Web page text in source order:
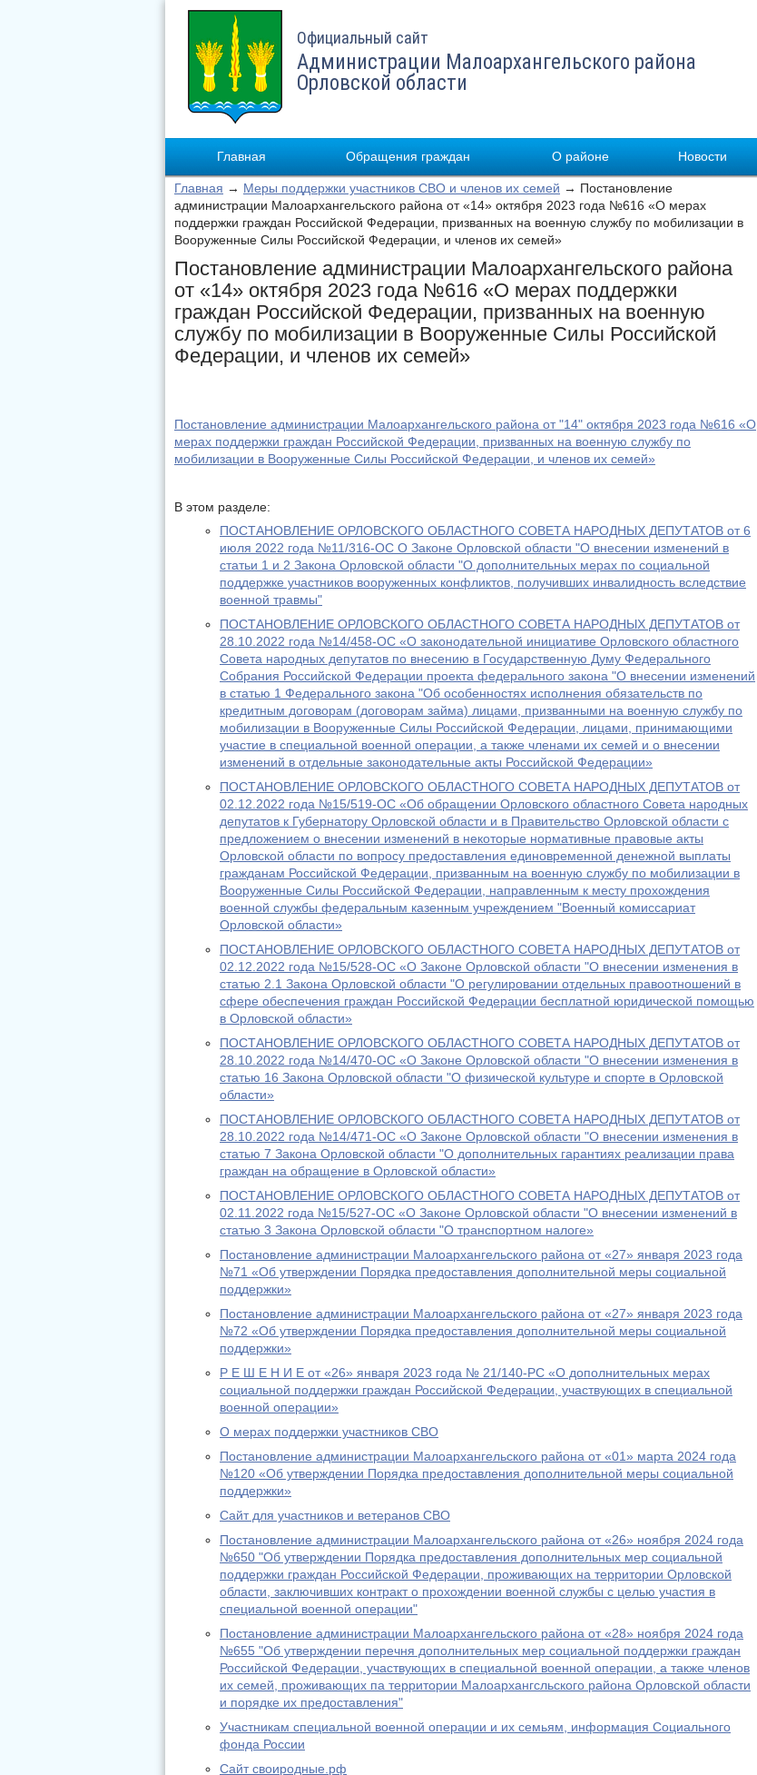
Официальный сайт
Администрации Малоархангельского района
Орловской области
Главная Обращения граждан О районе Новости
Главная → Меры поддержки участников СВО и членов их семей → Постановление
администрации Малоархангельского района от «14» октября 2023 года №616 «О мерах
поддержки граждан Российской Федерации, призванных на военную службу по мобилизации в
Вооруженные Силы Российской Федерации, и членов их семей»
Постановление администрации Малоархангельского района
от «14» октября 2023 года №616 «О мерах поддержки
граждан Российской Федерации, призванных на военную
службу по мобилизации в Вооруженные Силы Российской
Федерации, и членов их семей»
Постановление администрации Малоархангельского района от "14" октября 2023 года №616 «О
мерах поддержки граждан Российской Федерации, призванных на военную службу по
мобилизации в Вооруженные Силы Российской Федерации, и членов их семей»
В этом разделе:
ПОСТАНОВЛЕНИЕ ОРЛОВСКОГО ОБЛАСТНОГО СОВЕТА НАРОДНЫХ ДЕПУТАТОВ от 6
июля 2022 года №11/316-ОС О Законе Орловской области "О внесении изменений в
статьи 1 и 2 Закона Орловской области "О дополнительных мерах по социальной
поддержке участников вооруженных конфликтов, получивших инвалидность вследствие
военной травмы"
ПОСТАНОВЛЕНИЕ ОРЛОВСКОГО ОБЛАСТНОГО СОВЕТА НАРОДНЫХ ДЕПУТАТОВ от
28.10.2022 года №14/458-ОС «О законодательной инициативе Орловского областного
Совета народных депутатов по внесению в Государственную Думу Федерального
Собрания Российской Федерации проекта федерального закона "О внесении изменений
в статью 1 Федерального закона "Об особенностях исполнения обязательств по
кредитным договорам (договорам займа) лицами, призванными на военную службу по
мобилизации в Вооруженные Силы Российской Федерации, лицами, принимающими
участие в специальной военной операции, а также членами их семей и о внесении
изменений в отдельные законодательные акты Российской Федерации»
ПОСТАНОВЛЕНИЕ ОРЛОВСКОГО ОБЛАСТНОГО СОВЕТА НАРОДНЫХ ДЕПУТАТОВ от
02.12.2022 года №15/519-ОС «Об обращении Орловского областного Совета народных
депутатов к Губернатору Орловской области и в Правительство Орловской области с
предложением о внесении изменений в некоторые нормативные правовые акты
Орловской области по вопросу предоставления единовременной денежной выплаты
гражданам Российской Федерации, призванным на военную службу по мобилизации в
Вооруженные Силы Российской Федерации, направленным к месту прохождения
военной службы федеральным казенным учреждением "Военный комиссариат
Орловской области»
ПОСТАНОВЛЕНИЕ ОРЛОВСКОГО ОБЛАСТНОГО СОВЕТА НАРОДНЫХ ДЕПУТАТОВ от
02.12.2022 года №15/528-ОС «О Законе Орловской области "О внесении изменения в
статью 2.1 Закона Орловской области "О регулировании отдельных правоотношений в
сфере обеспечения граждан Российской Федерации бесплатной юридической помощью
в Орловской области»
ПОСТАНОВЛЕНИЕ ОРЛОВСКОГО ОБЛАСТНОГО СОВЕТА НАРОДНЫХ ДЕПУТАТОВ от
28.10.2022 года №14/470-ОС «О Законе Орловской области "О внесении изменения в
статью 16 Закона Орловской области "О физической культуре и спорте в Орловской
области»
ПОСТАНОВЛЕНИЕ ОРЛОВСКОГО ОБЛАСТНОГО СОВЕТА НАРОДНЫХ ДЕПУТАТОВ от
28.10.2022 года №14/471-ОС «О Законе Орловской области "О внесении изменения в
статью 7 Закона Орловской области "О дополнительных гарантиях реализации права
граждан на обращение в Орловской области»
ПОСТАНОВЛЕНИЕ ОРЛОВСКОГО ОБЛАСТНОГО СОВЕТА НАРОДНЫХ ДЕПУТАТОВ от
02.11.2022 года №15/527-ОС «О Законе Орловской области "О внесении изменений в
статью 3 Закона Орловской области "О транспортном налоге»
Постановление администрации Малоархангельского района от «27» января 2023 года
№71 «Об утверждении Порядка предоставления дополнительной меры социальной
поддержки»
Постановление администрации Малоархангельского района от «27» января 2023 года
№72 «Об утверждении Порядка предоставления дополнительной меры социальной
поддержки»
Р Е Ш Е Н И Е от «26» января 2023 года № 21/140-РС «О дополнительных мерах
социальной поддержки граждан Российской Федерации, участвующих в специальной
военной операции»
О мерах поддержки участников СВО
Постановление администрации Малоархангельского района от «01» марта 2024 года
№120 «Об утверждении Порядка предоставления дополнительной меры социальной
поддержки»
Сайт для участников и ветеранов СВО
Постановление администрации Малоархангельского района от «26» ноября 2024 года
№650 "Об утверждении Порядка предоставления дополнительных мер социальной
поддержки граждан Российской Федерации, проживающих на территории Орловской
области, заключивших контракт о прохождении военной службы с целью участия в
специальной военной операции"
Постановление администрации Малоархангельского района от «28» ноября 2024 года
№655 "Об утверждении перечня дополнительных мер социальной поддержки граждан
Российской Федерации, участвующих в специальной военной операции, а также членов
их семей, проживающих па территории Малоархангсльского района Орловской области
и порядке их предоставления"
Участникам специальной военной операции и их семьям, информация Социального
фонда России
Сайт своиродные.рф